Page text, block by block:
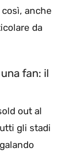
così, anche
da
fan: il
out al
gli stadi